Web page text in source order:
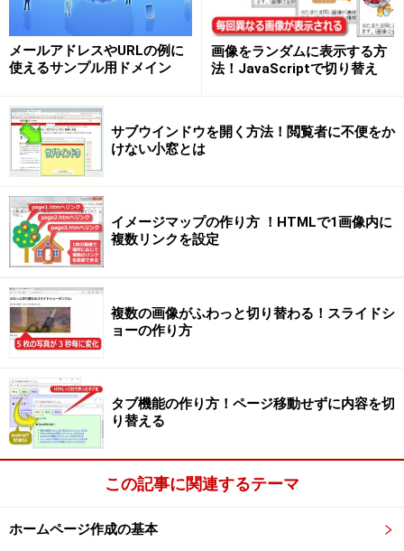
ul要素とli要素を使って作る「リスト」を、
CSSで横向きに並べる例
ul要素とli要素で作るリスト(左:1段階／右:2段階)
ul要素とli要素とを使って作る「リスト」は、何の装飾も
施さずにブラウザで表示させると、右図のように見えま
す。
この「リスト」に対してCSSを適用することで、リスト
の各項目が横向きに並ぶようにします。それによって、
下記の2例で示すような装飾が実現できます。
■例1. リスト項目を「単純に横方向に並べる」方法
項目ごとに余白を設けて、横方向に並ぶだけ並べる「リ
ンク集」のような感じで掲載する装飾です。例えば、ウ
ェブページのフッタ(最下部)に掲載する「主要コーナー
メールアドレスやURLの例に
使えるサンプル用ドメイン
画像をランダムに表示する方
法！JavaScriptで切り替え
サブウインドウを開く方法！閲覧者に不便をか
けない小窓とは
イメージマップの作り方 ！HTMLで1画像内に
複数リンクを設定
複数の画像がふわっと切り替わる！スライドシ
ョーの作り方
タブ機能の作り方！ページ移動せずに内容を切
り替える
この記事に関連するテーマ
ホームページ作成の基本